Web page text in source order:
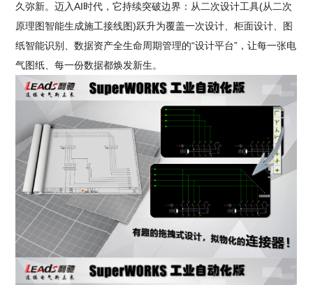
久弥新。迈入AI时代，它持续突破边界：从二次设计工具(从二次
原理图智能生成施工接线图)跃升为覆盖一次设计、柜面设计、图
纸智能识别、数据资产全生命周期管理的“设计平台”，让每一张电
气图纸、每一份数据都焕发新生。